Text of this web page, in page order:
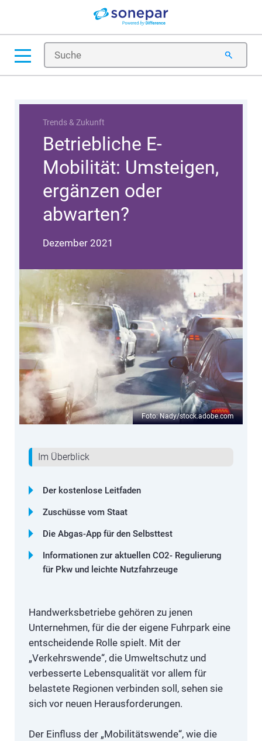
Tipps & Tricks
Foto: Nady/stock.adobe.com
Trends & Zukunft
Betriebliche E-
Mobilität: Umsteigen,
ergänzen oder
abwarten?
Dezember 2021
Im Überblick
Der kostenlose Leitfaden
Zuschüsse vom Staat
Die Abgas-App für den Selbsttest
Informationen zur aktuellen CO2- Regulierung
für Pkw und leichte Nutzfahrzeuge
Handwerksbetriebe gehören zu jenen
Unternehmen, für die der eigene Fuhrpark eine
entscheidende Rolle spielt. Mit der
„Verkehrswende“, die Umweltschutz und
verbesserte Lebensqualität vor allem für
belastete Regionen verbinden soll, sehen sie
sich vor neuen Herausforderungen.
Der Einfluss der „Mobilitätswende“, wie die